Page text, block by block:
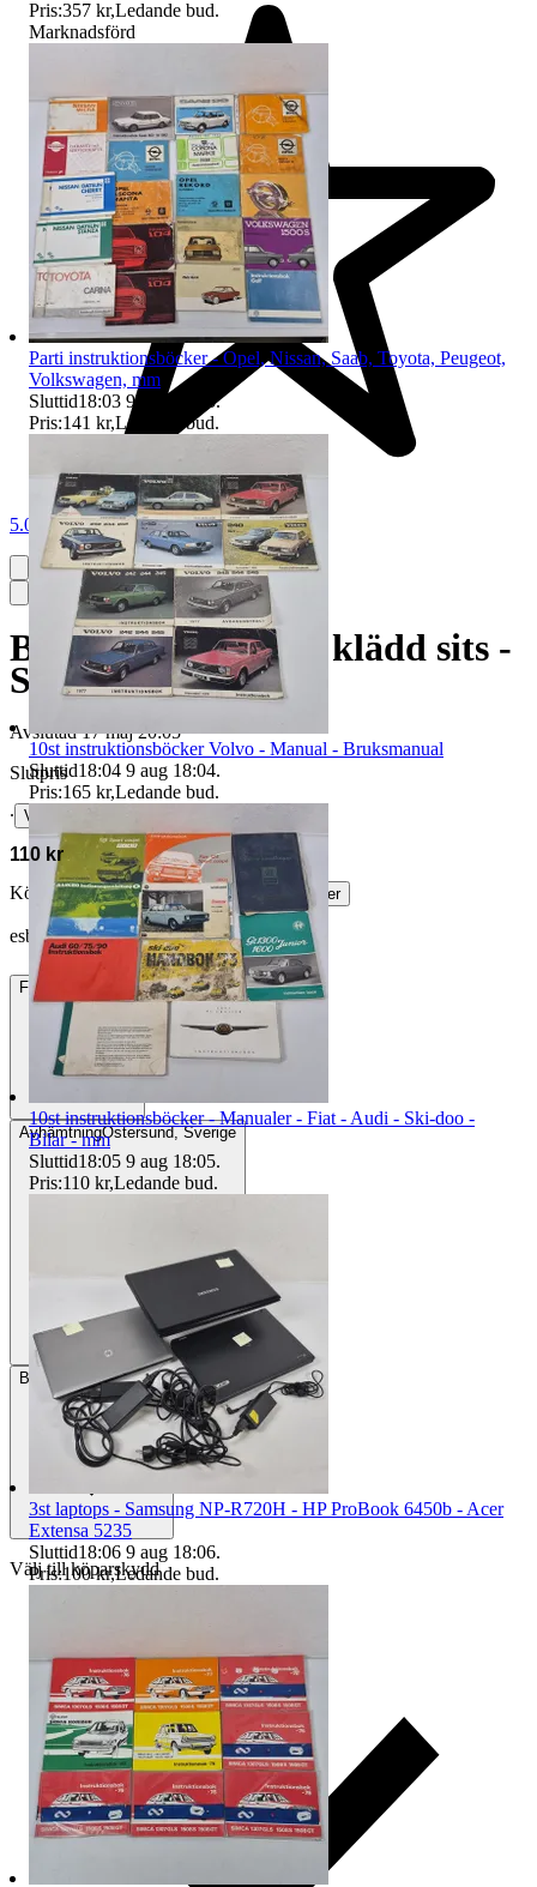
5.0
Barstolar i trä med klädd sits -
Stolar
Avslutad 17 maj 20:05
Slutpris
∙ Visa bud
110 kr
Köparskydd är valfritt hos företag.
Läs mer
esbjörn72 vann auktionen
Frakt 459 kr DSV
AvhämtningÖstersund, Sverige
Betalning Via Tradera
Välj till köparskydd
Pris:357 kr,Ledande bud.
Marknadsförd
Parti instruktionsböcker - Opel, Nissan, Saab, Toyota, Peugeot,
Volkswagen, mm
Sluttid18:03 9 aug 18:03.
Pris:141 kr,Ledande bud.
10st instruktionsböcker Volvo - Manual - Bruksmanual
Sluttid18:04 9 aug 18:04.
Pris:165 kr,Ledande bud.
10st instruktionsböcker - Manualer - Fiat - Audi - Ski-doo -
Bilar - mm
Sluttid18:05 9 aug 18:05.
Pris:110 kr,Ledande bud.
3st laptops - Samsung NP-R720H - HP ProBook 6450b - Acer
Extensa 5235
Sluttid18:06 9 aug 18:06.
Pris:100 kr,Ledande bud.